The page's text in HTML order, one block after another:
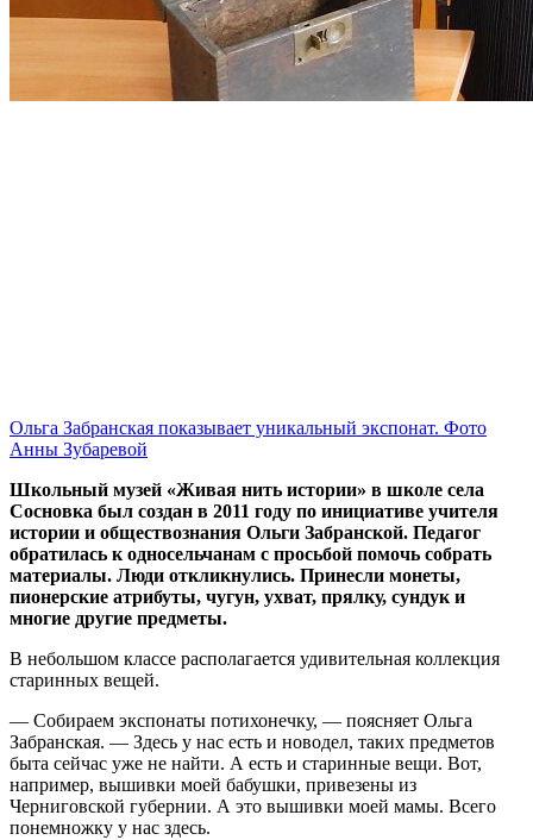
Ольга Забранская показывает уникальный экспонат. Фото
Анны Зубаревой
Школьный музей «Живая нить истории» в школе села
Сосновка был создан в 2011 году по инициативе учителя
истории и обществознания Ольги Забранской. Педагог
обратилась к односельчанам с просьбой помочь собрать
материалы. Люди откликнулись. Принесли монеты,
пионерские атрибуты, чугун, ухват, прялку, сундук и
многие другие предметы.
В небольшом классе располагается удивительная коллекция
старинных вещей.
— Собираем экспонаты потихонечку, — поясняет Ольга
Забранская. — Здесь у нас есть и новодел, таких предметов
быта сейчас уже не найти. А есть и старинные вещи. Вот,
например, вышивки моей бабушки, привезены из
Черниговской губернии. А это вышивки моей мамы. Всего
понемножку у нас здесь.